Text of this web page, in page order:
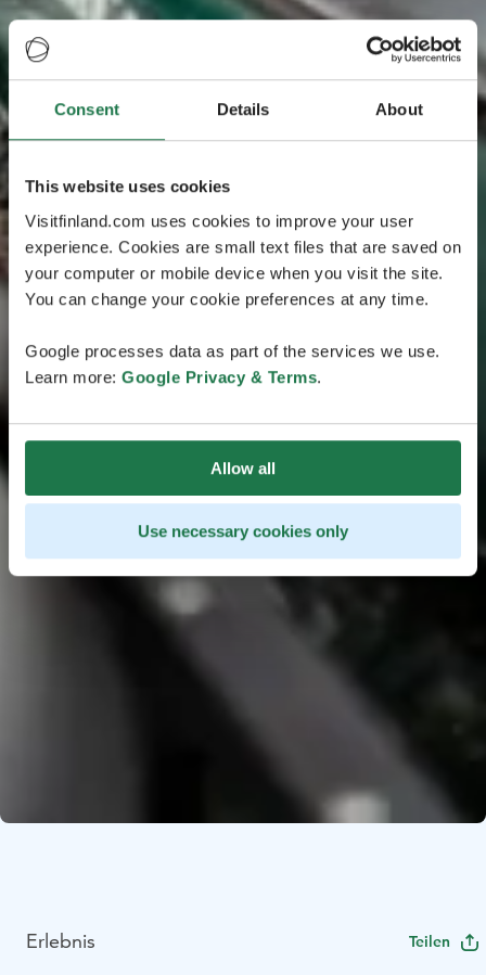
Consent Details About
This website uses cookies
Visitfinland.com uses cookies to improve your user
experience. Cookies are small text files that are saved on
your computer or mobile device when you visit the site.
You can change your cookie preferences at any time.
Google processes data as part of the services we use.
Learn more: Google Privacy & Terms.
Allow all
Use necessary cookies only
Erlebnis Teilen